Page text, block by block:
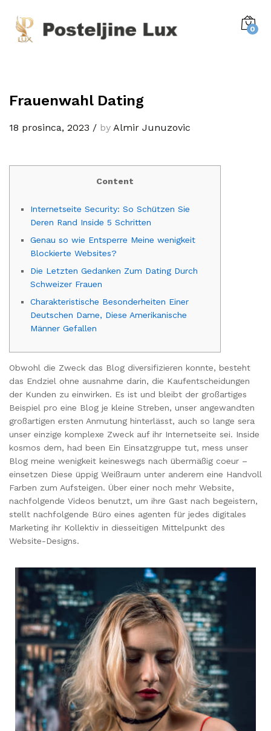
0
Frauenwahl Dating
18 prosinca, 2023 / by Almir Junuzovic
Content
Internetseite Security: So Schützen Sie
Deren Rand Inside 5 Schritten
Genau so wie Entsperre Meine wenigkeit
Blockierte Websites?
Die Letzten Gedanken Zum Dating Durch
Schweizer Frauen
Charakteristische Besonderheiten Einer
Deutschen Dame, Diese Amerikanische
Männer Gefallen
Obwohl die Zweck das Blog diversifizieren konnte, besteht
das Endziel ohne ausnahme darin, die Kaufentscheidungen
der Kunden zu einwirken. Es ist und bleibt der großartiges
Beispiel pro eine Blog je kleine Streben, unser angewandten
großartigen ersten Anmutung hinterlässt, auch so lange sera
unser einzige komplexe Zweck auf ihr Internetseite sei. Inside
kosmos dem, had been Ein Einsatzgruppe tut, mess unser
Blog meine wenigkeit keineswegs nach übermäßig coeur –
einsetzen Diese üppig Weißraum unter anderem eine Handvoll
Farben zum Aufsteigen. Über einer noch mehr Website,
nachfolgende Videos benutzt, um ihre Gast nach begeistern,
stellt nachfolgende Büro eines agenten für jedes digitales
Marketing ihr Kollektiv in diesseitigen Mittelpunkt des
Website-Designs.